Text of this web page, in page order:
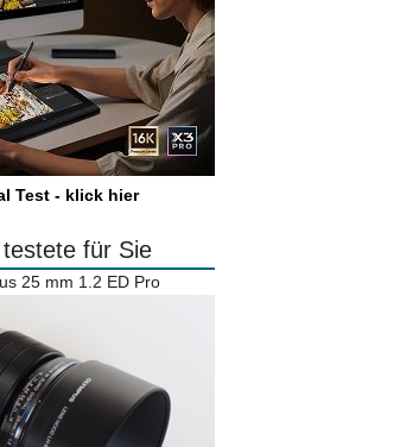
Test - klick hier
für Sie
25 mm 1.2 ED Pro